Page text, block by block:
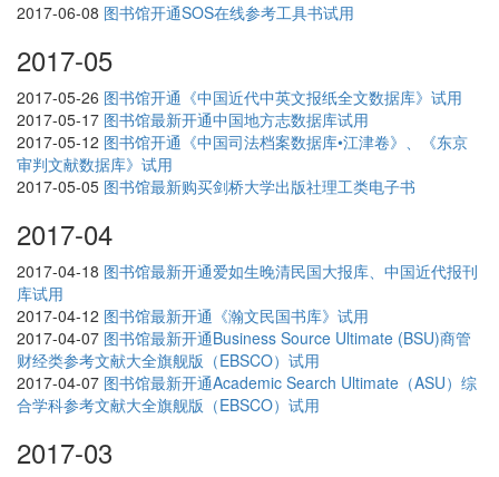
2017-06-08 图书馆开通SOS在线参考工具书试用
2017-05
2017-05-26 图书馆开通《中国近代中英文报纸全文数据库》试用
2017-05-17 图书馆最新开通中国地方志数据库试用
2017-05-12 图书馆开通《中国司法档案数据库•江津卷》、《东京
审判文献数据库》试用
2017-05-05 图书馆最新购买剑桥大学出版社理工类电子书
2017-04
2017-04-18 图书馆最新开通爱如生晚清民国大报库、中国近代报刊
库试用
2017-04-12 图书馆最新开通《瀚文民国书库》试用
2017-04-07 图书馆最新开通Business Source Ultimate (BSU)商管
财经类参考文献大全旗舰版（EBSCO）试用
2017-04-07 图书馆最新开通Academic Search Ultimate（ASU）综
合学科参考文献大全旗舰版（EBSCO）试用
2017-03